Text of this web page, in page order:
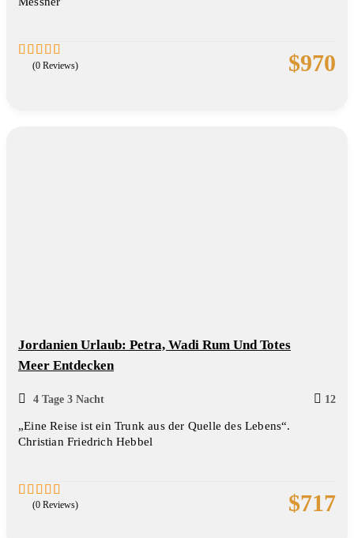
$970
(0 Reviews)
Jordanien Urlaub: Petra, Wadi Rum Und Totes
Meer Entdecken
4 Tage 3 Nacht 12
„Eine Reise ist ein Trunk aus der Quelle des Lebens“.
Christian Friedrich Hebbel
$717
(0 Reviews)